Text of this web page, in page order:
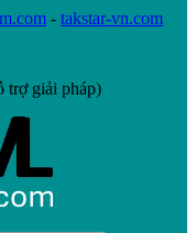
- takstar-vn.com
trợ giải pháp)